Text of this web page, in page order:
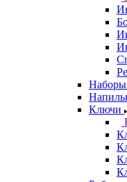
Наборы
Ключи